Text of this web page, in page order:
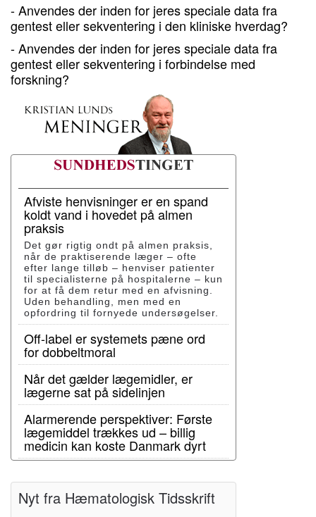
- Anvendes der inden for jeres speciale data fra
gentest eller sekventering i den kliniske hverdag?
- Anvendes der inden for jeres speciale data fra
gentest eller sekventering i forbindelse med
forskning?
Afviste henvisninger er en spand
koldt vand i hovedet på almen
praksis
Det gør rigtig ondt på almen praksis,
når de praktiserende læger – ofte
efter lange tilløb – henviser patienter
til specialisterne på hospitalerne – kun
for at få dem retur med en afvisning.
Uden behandling, men med en
opfordring til fornyede undersøgelser.
Off-label er systemets pæne ord
for dobbeltmoral
Når det gælder lægemidler, er
lægerne sat på sidelinjen
Alarmerende perspektiver: Første
lægemiddel trækkes ud – billig
medicin kan koste Danmark dyrt
Nyt fra Hæmatologisk Tidsskrift